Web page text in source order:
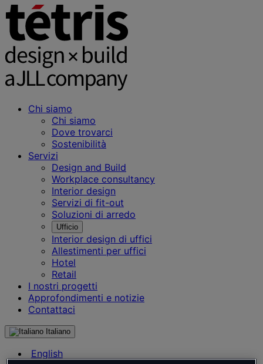
Chi siamo
Chi siamo
Dove trovarci
Sostenibilità
Servizi
Design and Build
Workplace consultancy
Interior design
Servizi di fit-out
Soluzioni di arredo
Ufficio
Interior design di uffici
Allestimenti per uffici
Hotel
Retail
I nostri progetti
Approfondimenti e notizie
Contattaci
Italiano
English